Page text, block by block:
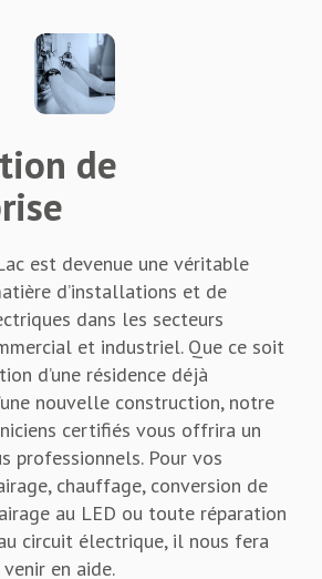
de
est devenue une véritable
d’installations et de
dans les secteurs
et industriel. Que ce soit
d’une résidence déjà
nouvelle construction, notre
certifiés vous offrira un
professionnels. Pour vos
chauffage, conversion de
au LED ou toute réparation
circuit électrique, il nous fera
en aide.